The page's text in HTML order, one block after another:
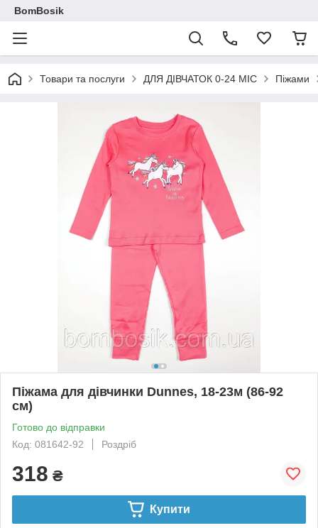
BomBosik
Товари та послуги ДЛЯ ДІВЧАТОК 0-24 МІС Піжами
Піжама для дівчинки Dunnes, 18-23м (86-92
см)
Готово до відправки
Код: 081642-92
Роздріб
318 ₴
Купити